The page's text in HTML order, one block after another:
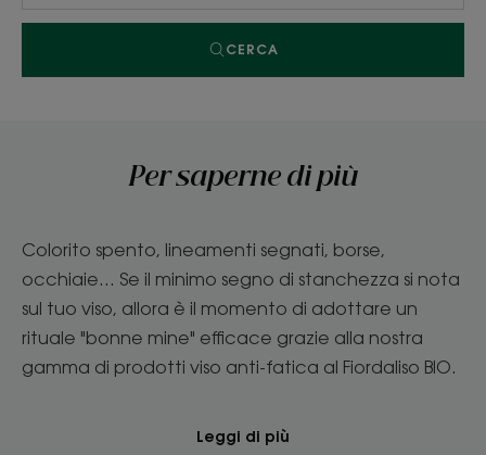
CERCA
Per saperne di più
Colorito spento, lineamenti segnati, borse,
occhiaie... Se il minimo segno di stanchezza si nota
sul tuo viso, allora è il momento di adottare un
rituale "bonne mine" efficace grazie alla nostra
gamma di prodotti viso anti-fatica al Fiordaliso BIO.
Leggi di più